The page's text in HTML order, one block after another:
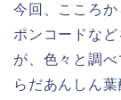
今回、こころ
ポンコードな
が、色々と調
らだあんしん